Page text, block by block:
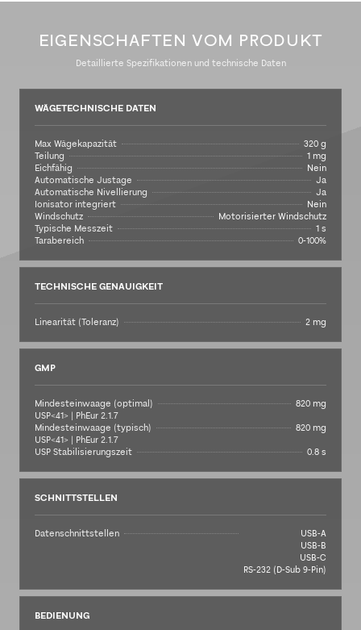
EIGENSCHAFTEN VOM PRODUKT
Detaillierte Spezifikationen und technische Daten
WÄGETECHNISCHE DATEN
Max Wägekapazität
320 g
Teilung
1 mg
Eichfähig
Nein
Automatische Justage
Ja
Automatische Nivellierung
Ja
Ionisator integriert
Nein
Windschutz
Motorisierter Windschutz
Typische Messzeit
1 s
Tarabereich
0-100%
TECHNISCHE GENAUIGKEIT
Linearität (Toleranz) 2 mg
GMP
Mindesteinwaage (optimal)
USP<41> | PhEur 2.1.7
820 mg
Mindesteinwaage (typisch)
USP<41> | PhEur 2.1.7
820 mg
USP Stabilisierungszeit
0.8 s
SCHNITTSTELLEN
Datenschnittstellen
USB-A
USB-B
USB-C
RS-232 (D-Sub 9-Pin)
BEDIENUNG